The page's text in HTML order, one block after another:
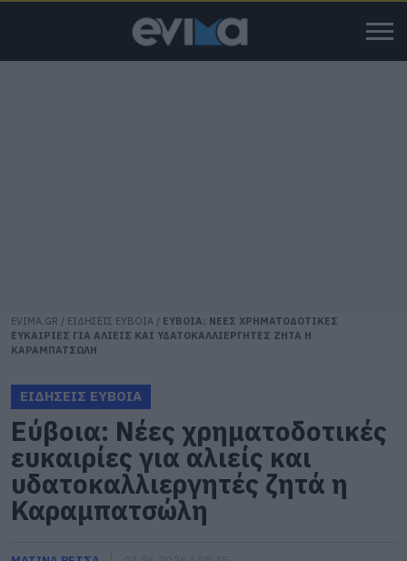
EVIMA.GR / ΕΙΔΗΣΕΙΣ ΕΥΒΟΙΑ / ΕΥΒΟΙΑ: ΝΕΕΣ ΧΡΗΜΑΤΟΔΟΤΙΚΕΣ
ΕΥΚΑΙΡΙΕΣ ΓΙΑ ΑΛΙΕΙΣ ΚΑΙ ΥΔΑΤΟΚΑΛΛΙΕΡΓΗΤΕΣ ΖΗΤΑ Η
ΚΑΡΑΜΠΑΤΣΩΛΗ
ΕΙΔΗΣΕΙΣ ΕΥΒΟΙΑ
Εύβοια: Νέες χρηματοδοτικές
ευκαιρίες για αλιείς και
υδατοκαλλιεργητές ζητά η
Καραμπατσώλη